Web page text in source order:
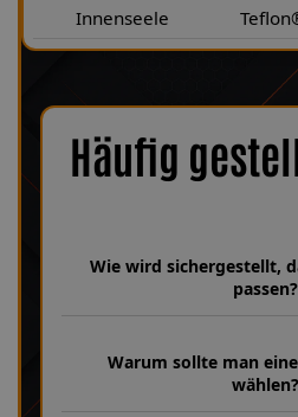
Innenseele
Häufig
Wie wird sichergestellt,
passen?
Leitungsvarianten hinterlegt sind.
Fertigung genau auf
Warum sollte man
wählen?